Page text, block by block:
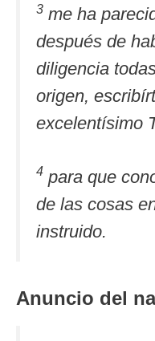
3 me ha
después de
diligencia
origen,
excelentísimo
4 para que
de las cosas
instruido.
Anuncio del